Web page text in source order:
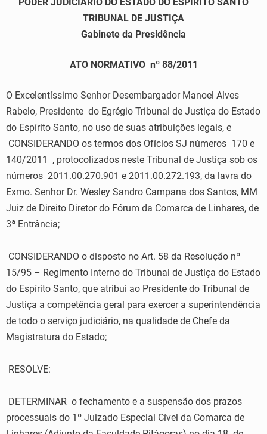
TRIBUNAL DE JUSTIÇA
Gabinete da Presidência
ATO NORMATIVO nº 88/2011
O Excelentíssimo Senhor Desembargador Manoel Alves
Rabelo, Presidente do Egrégio Tribunal de Justiça do Estado
do Espírito Santo, no uso de suas atribuições legais, e
CONSIDERANDO os termos dos Ofícios SJ números 170 e
140/2011 , protocolizados neste Tribunal de Justiça sob os
números 2011.00.270.901 e 2011.00.272.193, da lavra do
Exmo. Senhor Dr. Wesley Sandro Campana dos Santos, MM
Juiz de Direito Diretor do Fórum da Comarca de Linhares, de
3ª Entrância;
CONSIDERANDO o disposto no Art. 58 da Resolução nº
15/95 – Regimento Interno do Tribunal de Justiça do Estado
do Espírito Santo, que atribui ao Presidente do Tribunal de
Justiça a competência geral para exercer a superintendência
de todo o serviço judiciário, na qualidade de Chefe da
Magistratura do Estado;
RESOLVE:
DETERMINAR o fechamento e a suspensão dos prazos
processuais do 1º Juizado Especial Cível da Comarca de